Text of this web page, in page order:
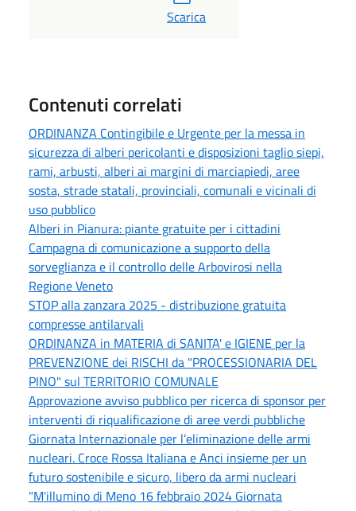
PDF
Scarica
Contenuti correlati
ORDINANZA Contingibile e Urgente per la messa in
sicurezza di alberi pericolanti e disposizioni taglio siepi,
rami, arbusti, alberi ai margini di marciapiedi, aree
sosta, strade statali, provinciali, comunali e vicinali di
uso pubblico
Alberi in Pianura: piante gratuite per i cittadini
Campagna di comunicazione a supporto della
sorveglianza e il controllo delle Arbovirosi nella
Regione Veneto
STOP alla zanzara 2025 - distribuzione gratuita
compresse antilarvali
ORDINANZA in MATERIA di SANITA' e IGIENE per la
PREVENZIONE dei RISCHI da "PROCESSIONARIA DEL
PINO" sul TERRITORIO COMUNALE
Approvazione avviso pubblico per ricerca di sponsor per
interventi di riqualificazione di aree verdi pubbliche
Giornata Internazionale per l’eliminazione delle armi
nucleari. Croce Rossa Italiana e Anci insieme per un
futuro sostenibile e sicuro, libero da armi nucleari
"M'illumino di Meno 16 febbraio 2024 Giornata